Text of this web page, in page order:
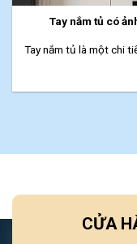
Tay nắm tủ có
Tay nắm tủ là một chi
CỬA